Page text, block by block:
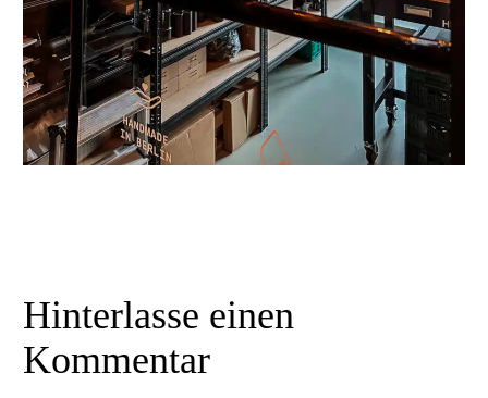
Hinterlasse einen
Kommentar